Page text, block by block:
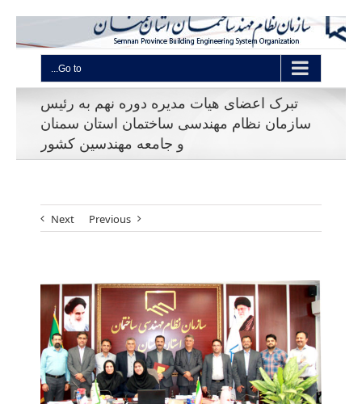
Go to...
تبرک اعضای هیات مدیره دوره نهم به رئیس
سازمان نظام مهندسی ساختمان استان سمنان
و جامعه مهندسین کشور
Previous
Next
View
Larger
Image